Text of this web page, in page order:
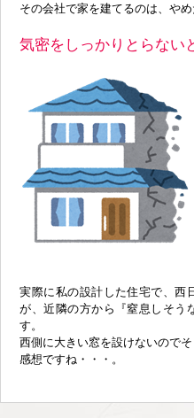
その会社で家を建てるのは、や
気密をしっかりとらない
実際に私の設計した住宅で、西
が、近隣の方から『窒息しそう
す。
西側に大きい窓を設けないので
感想ですね・・・。